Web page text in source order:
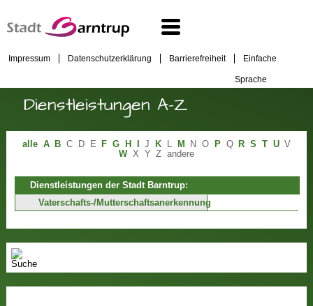
Impressum Datenschutzerklärung Barrierefreiheit Einfache
Sprache
Dienstleistungen A-Z
alle A B C D E F G H J K L M N O P Q R S T U V
W X Y Z andere
Dienstleistungen der Stadt Barntrup:
Vaterschafts-/Mutterschaftsanerkennung